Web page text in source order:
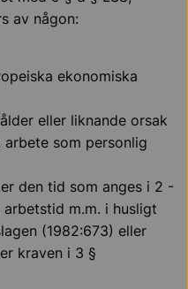
av någon:
ekonomiska
eller liknande orsak
som personlig
den tid som anges i 2 -
m.m. i husligt
(1982:673) eller
kraven i 3 §